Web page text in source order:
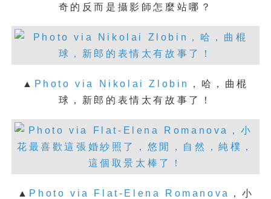
奇的反而是攝影師怎麼站哪？
▲ Photo via Nikolai Zlobin ， 哈，曲棍
球，新郎的表情太有故事了！
▲ Photo via Flat-Elena Romanova ， 小